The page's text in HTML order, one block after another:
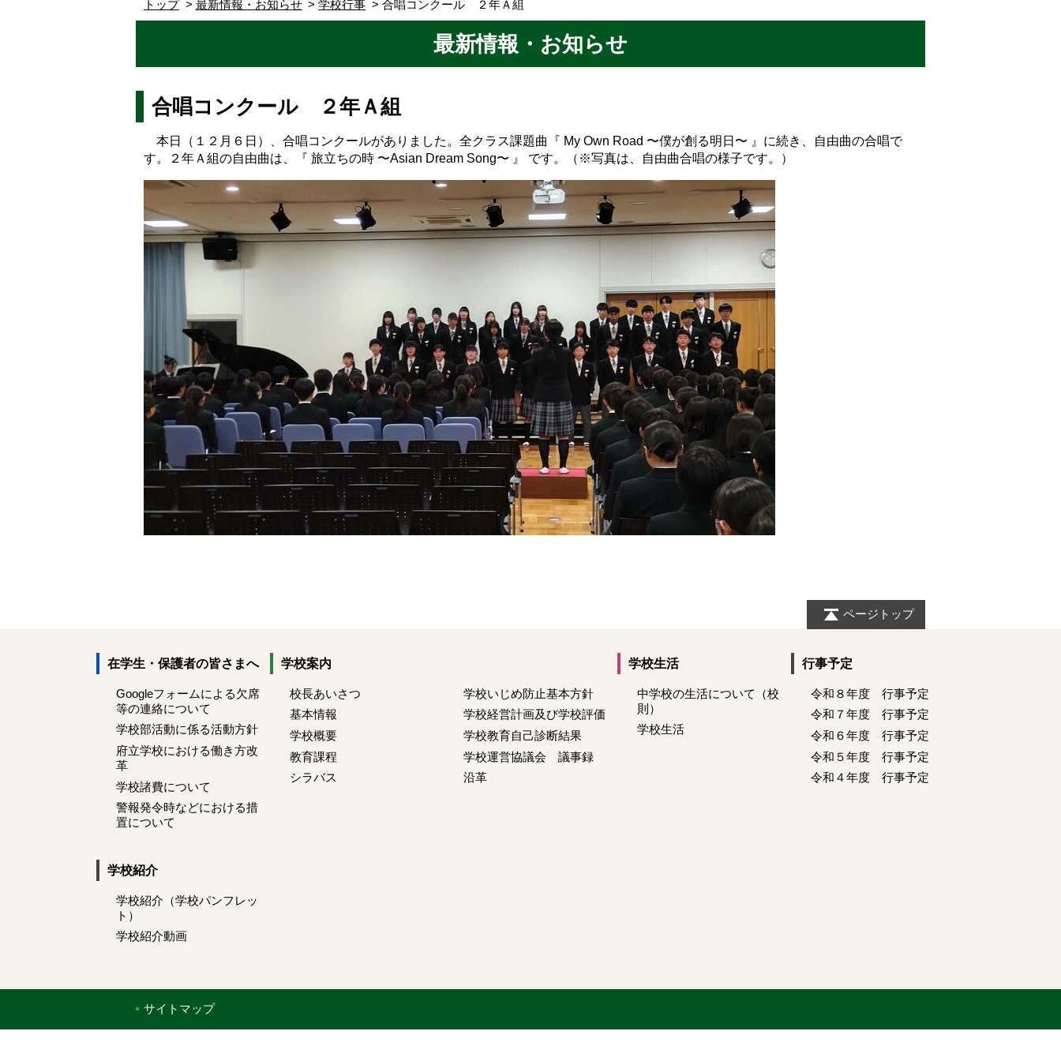
トップ 最新情報・お知らせ 学校行事 合唱コンクール ２年Ａ組
最新情報・お知らせ
合唱コンクール ２年Ａ組
本日（１２月６日）、合唱コンクールがありました。全クラス課題曲『 My Own Road 〜僕が創る明日〜 』に続き、自由曲の合唱で
す。２年Ａ組の自由曲は、『 旅立ちの時 〜Asian Dream Song〜 』 です。（※写真は、自由曲合唱の様子です。）
ページトップ
在学生・保護者の皆さまへ
Googleフォームによる欠席
等の連絡について
学校部活動に係る活動方針
府立学校における働き方改
革
学校諸費について
警報発令時などにおける措
置について
学校案内
校長あいさつ
基本情報
学校概要
教育課程
シラバス
学校いじめ防止基本方針
学校経営計画及び学校評価
学校教育自己診断結果
学校運営協議会 議事録
沿革
学校生活
中学校の生活について（校
則）
学校生活
行事予定
令和８年度 行事予定
令和７年度 行事予定
令和６年度 行事予定
令和５年度 行事予定
令和４年度 行事予定
学校紹介
学校紹介（学校パンフレッ
ト）
学校紹介動画
サイトマップ